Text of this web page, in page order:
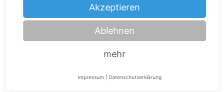
Israel
Akzeptieren
Ablehnen
mehr
Impressum Datenschutzerklärung